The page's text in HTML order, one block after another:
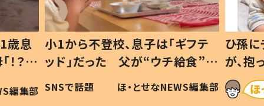
歳息
？」
編集部
小1から不登校、息子は「ギフテ
ッド」だった 父が“ウチ給食”を
作り続ける理由とは #令和の親
#令和の子
SNSで話題 ほ・とせなNEWS編集部
ひ孫
が、
「涙が
い」